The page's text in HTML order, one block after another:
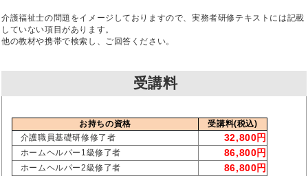
介護福祉士の問題をイメージしておりますので、実務者研修テキストには記載
していない項目があります。
他の教材や携帯で検索し、ご回答ください。
受講料
お持ちの資格
受講料(税込)
介護職員基礎研修修了者
32,800円
ホームヘルパー1級修了者 86,800円
ホームヘルパー2級修了者 86,800円